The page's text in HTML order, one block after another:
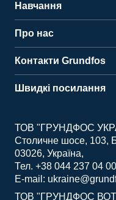
Навчання
Про нас
Контакти Grundfos
Швидкі посилання
ТОВ "ГРУНДФОС
Столичне шосе, 103,
03026, Україна
Тел. +38 044 237 04 00
E-mail:
ТОВ "ГРУНДФОС